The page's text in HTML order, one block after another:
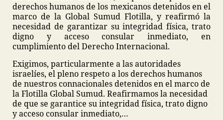
derechos humanos de los mexicanos detenidos en el
marco de la Global Sumud Flotilla, y reafirmó la
necesidad de garantizar su integridad física, trato
digno y acceso consular inmediato, en
cumplimiento del Derecho Internacional.
Exigimos, particularmente a las autoridades
israelíes, el pleno respeto a los derechos humanos
de nuestros connacionales detenidos en el marco de
la Flotilla Global Sumud. Reafirmamos la necesidad
de que se garantice su integridad física, trato digno
y acceso consular inmediato,…